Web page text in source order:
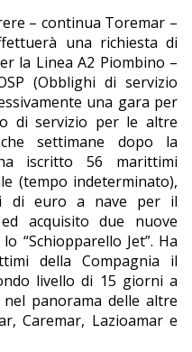
– continua Toremar –
una richiesta di
la Linea A2 Piombino –
(Obblighi di servizio
una gara per
di servizio per le altre
settimane dopo la
iscritto 56 marittimi
(tempo indeterminato),
di euro a nave per il
acquisito due nuove
“Schiopparello Jet”. Ha
della Compagnia il
livello di 15 giorni a
panorama delle altre
Caremar, Lazioamar e